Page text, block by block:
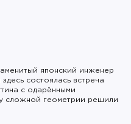
японский инженер
состоялась встреча
с одарёнными
сложной геометрии решили